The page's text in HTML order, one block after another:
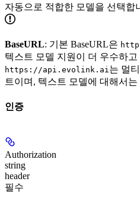
자동으로 적합한 모델을 선택합
BaseURL: 기본 BaseURL은
텍스트 모델 지원이 더 우수하
https://api.evolink.ai 는 멀
트이며, 텍스트 모델에 대해서
인증
Authorization
string
header
필수